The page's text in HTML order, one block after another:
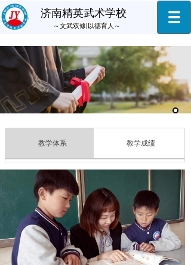
济南精英武术学校
～文武双修|以德育人 ～
教学体系 教学成绩